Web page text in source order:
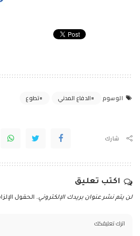
الوسوم الدفاع المدني تطوع
شارك
اكتب تعليق
لن يتم نشر عنوان بريدك الإلكتروني. الحقول